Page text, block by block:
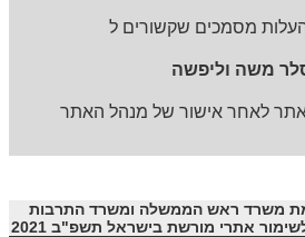
מסמכים שקשורים ל
משה וליפשה
לאחר אישור של מנהל האתר
משרד ראש הממשלה ומשרד התרבות
אתרי מורשת בישראל תשפ"ב 2021